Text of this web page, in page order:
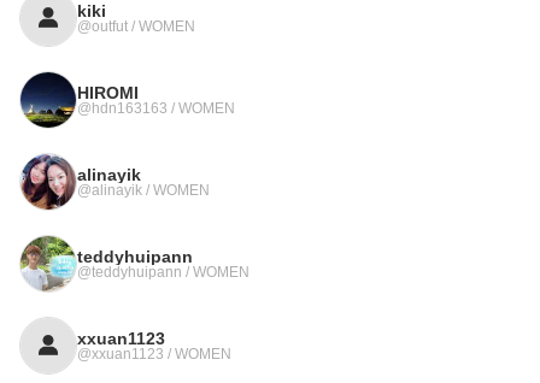
kiki
@outfut / WOMEN
HIROMI
@hdn163163 / WOMEN
alinayik
@alinayik / WOMEN
teddyhuipann
@teddyhuipann / WOMEN
xxuan1123
@xxuan1123 / WOMEN